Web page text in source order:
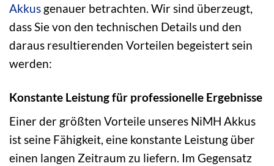
Akkus genauer betrachten. Wir sind überzeugt,
dass Sie von den technischen Details und den
daraus resultierenden Vorteilen begeistert sein
werden:
Konstante Leistung für professionelle Ergebnisse
Einer der größten Vorteile unseres NiMH Akkus
ist seine Fähigkeit, eine konstante Leistung über
einen langen Zeitraum zu liefern. Im Gegensatz